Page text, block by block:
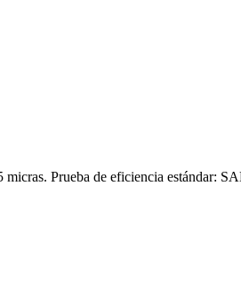
Prueba de eficiencia estándar: